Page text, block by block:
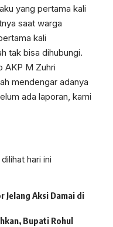
yang pertama kali
saat warga
kali
tak bisa dihubungi.
AKP M Zuhri
mendengar adanya
ada laporan, kami
dilihat hari ini
Jelang Aksi Damai di
Bupati Rohul